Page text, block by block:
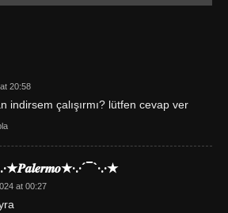
20:58
indirsem çalışırmı? lütfen cevap ver
at 00:27